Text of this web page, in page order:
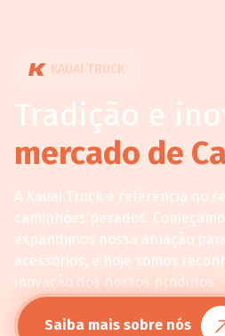
KAUAI TRUCK
Tradição e
mercado de
A Kauai Truck é referência no
caminhões pesados.
expandimos nossa atuação
acessórios, e hoje somos
inovação dos nossos produtos.
Saiba mais sobre nós